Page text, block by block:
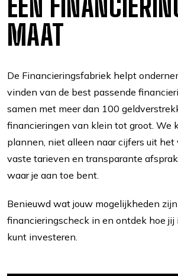
MAAT
De Financieringsfabriek helpt
vinden van de best passende
samen met meer dan 100
financieringen van klein tot groot. We
plannen, niet alleen naar cijfers uit het
vaste tarieven en transparante
waar je aan toe bent.
Benieuwd wat jouw mogelijkheden
financieringscheck in en ontdek hoe jij
kunt investeren.